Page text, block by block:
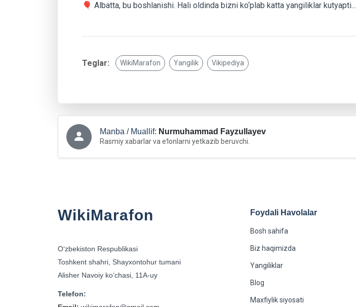
🎈 Albatta, bu boshlanishi. Hali oldinda bizni ko‘plab katta yangiliklar kutyapti...
Teglar: WikiMarafon Yangilik Vikipediya
Manba / Muallif: Nurmuhammad Fayzullayev
Rasmiy xabarlar va eʻlonlarni yetkazib beruvchi.
WikiMarafon
Oʻzbekiston Respublikasi
Toshkent shahri, Shayxontohur tumani
Alisher Navoiy koʻchasi, 11A-uy
Telefon:
Foydali Havolalar
Bosh sahifa
Biz haqimizda
Yangiliklar
Blog
Maxfiylik siyosati